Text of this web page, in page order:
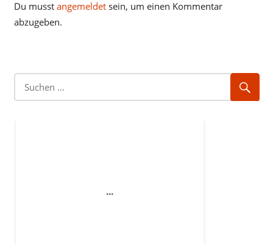
Du musst angemeldetsein, um einen Kommentar
abzugeben.